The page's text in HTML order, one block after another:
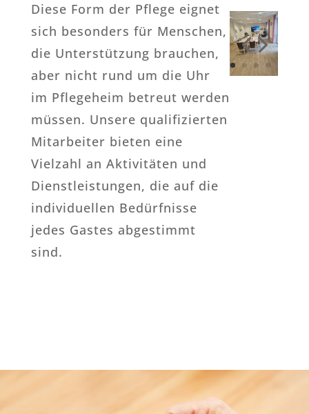
Diese Form der Pflege eignet
sich besonders für Menschen,
die Unterstützung brauchen,
aber nicht rund um die Uhr
im Pflegeheim betreut werden
müssen. Unsere qualifizierten
Mitarbeiter bieten eine
Vielzahl an Aktivitäten und
Dienstleistungen, die auf die
individuellen Bedürfnisse
jedes Gastes abgestimmt
sind.